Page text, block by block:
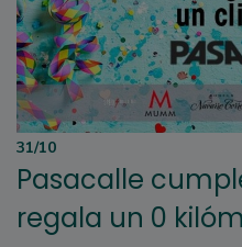
31/10
Pasacalle
regala un 0